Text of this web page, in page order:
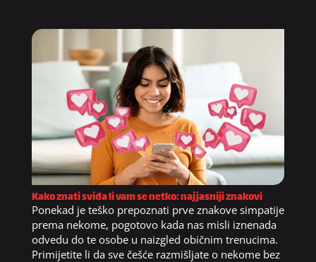
Kako znati sviđa li vam se netko: najjasniji znakovi
Ponekad je teško prepoznati prve znakove simpatije
prema nekome, pogotovo kada nas misli iznenada
odvedu do te osobe u naizgled običnim trenucima.
Primijetite li da sve češće razmišljate o nekome bez